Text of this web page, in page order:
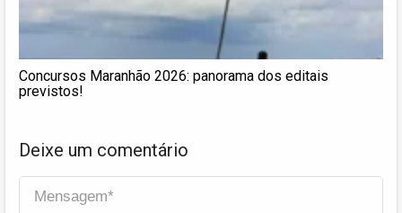
Concursos Maranhão 2026: panorama dos editais
previstos!
Deixe um comentário